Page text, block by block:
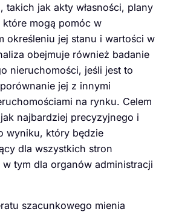
takich jak akty własności, plany
mogą pomóc w
określeniu jej stanu i wartości w
obejmuje również badanie
nieruchomości, jeśli jest to
jej z innymi
na rynku. Celem
najbardziej precyzyjnego i
wyniku, który będzie
dla wszystkich stron
tym dla organów administracji
szacunkowego mienia